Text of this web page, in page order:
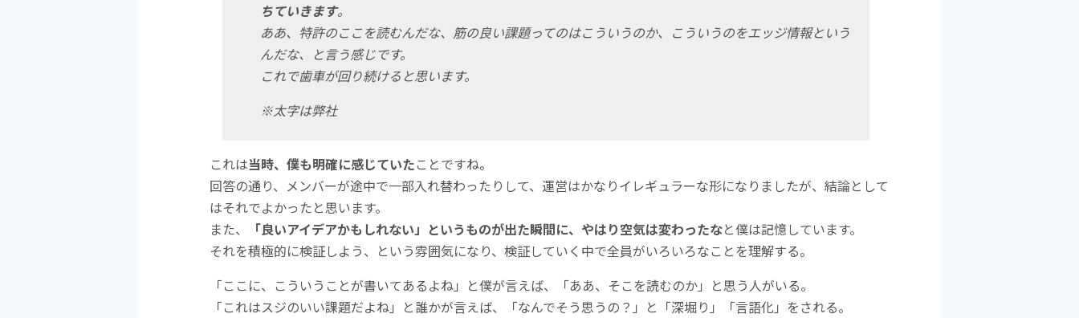
ちていきます。
ああ、特許のここを読むんだな、筋の良い課題ってのはこういうのか、こういうのをエッジ情報という
んだな、と言う感じです。
これで歯車が回り続けると思います。
※太字は弊社
これは当時、僕も明確に感じていたことですね。
回答の通り、メンバーが途中で一部入れ替わったりして、運営はかなりイレギュラーな形になりましたが、結論として
はそれでよかったと思います。
また、
「良いアイデアかもしれない」というものが出た瞬間に、やはり空気は変わったなと僕は記憶しています。
それを積極的に検証しよう、という雰囲気になり、検証していく中で全員がいろいろなことを理解する。
「ここに、こういうことが書いてあるよね」と僕が言えば、「ああ、そこを読むのか」と思う人がいる。
「これはスジのいい課題だよね」と誰かが言えば、「なんでそう思うの？」と「深堀り」「言語化」をされる。